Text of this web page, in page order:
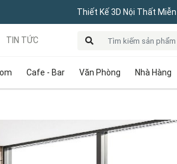
Thiết Kế 3D Nội Thất Miễn
Cafe - Bar Văn Phòng Nhà Hàng
TIN TỨC